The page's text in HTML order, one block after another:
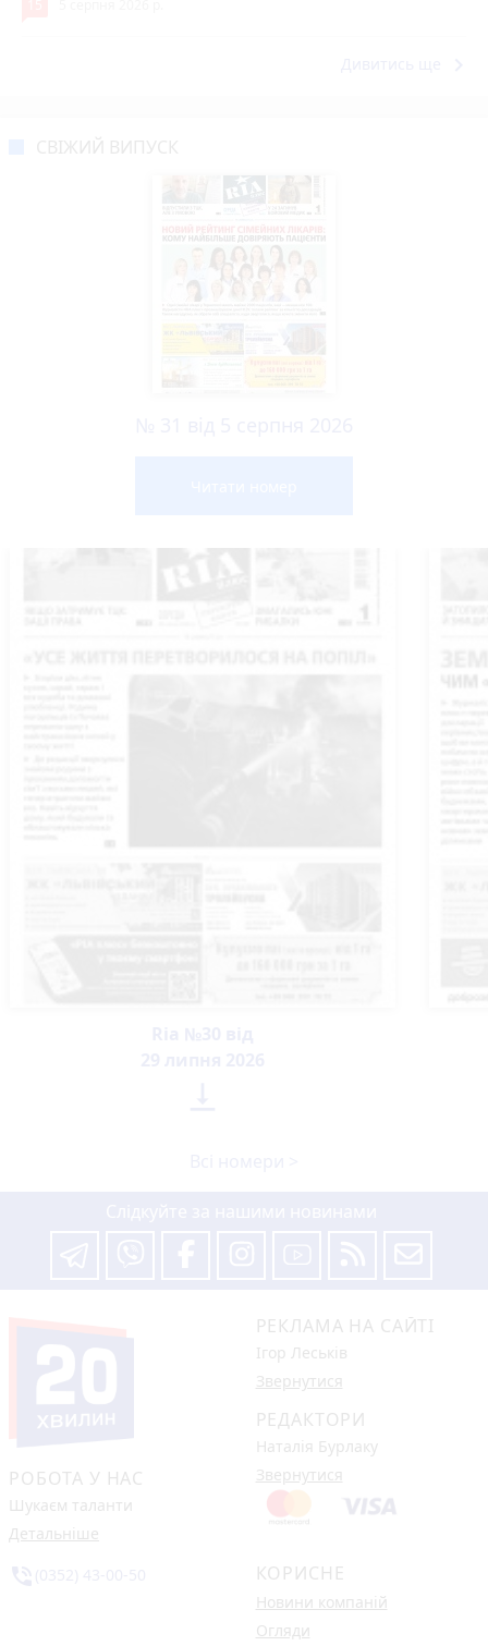
РОБОТА У НАС
Шукаєм таланти
Детальніше
РЕКЛАМА НА САЙТІ
Ігор Леськів
Звернутися
РЕДАКТОРИ
Наталія Бурлаку
Звернутися
КОРИСНЕ
Новини компаній
Огляди